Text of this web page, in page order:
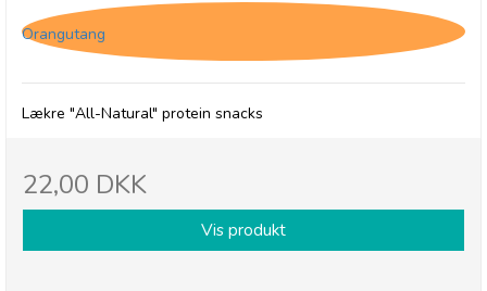
Orangutang
Lækre "All-Natural" protein snacks
22,00 DKK
Vis produkt